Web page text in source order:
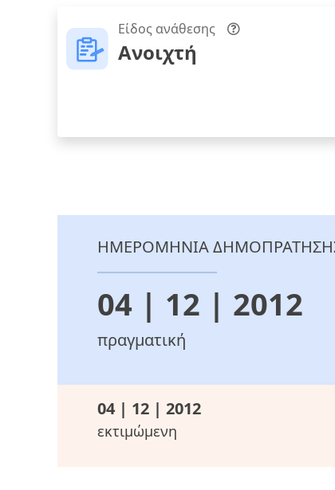
Είδος ανάθεσης
Ανοιχτή
ΗΜΕΡΟΜΗΝΙΑ
04 | 12 | 2012
πραγματική
04 | 12 | 2012
εκτιμώμενη